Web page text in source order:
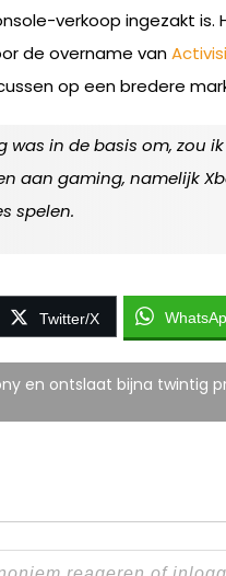
verkoop ingezakt
de overname van
op een bredere
was in de basis om, zou
aan gaming, namelijk
spelen.
Twitter/X
en ontslaat bijna twintig